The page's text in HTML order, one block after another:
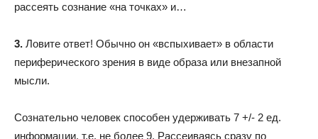
рассеять сознание «на точках» и…
3. Ловите ответ! Обычно он «вспыхивает» в области
периферического зрения в виде образа или внезапной
мысли.
Сознательно человек способен удерживать 7 +/- 2 ед.
информации, т.е. не более 9. Рассеиваясь сразу по